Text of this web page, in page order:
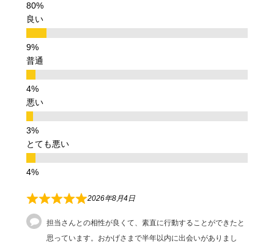
良い
普通
悪い
とても悪い
2026年8月4日
担当さんとの相性が良くて、素直に行動することができたと
思っています。おかげさまで半年以内に出会いがありまし